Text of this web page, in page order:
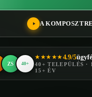
A
ZS 40+
★★★★★4.9/5
40+ TELEPÜLÉS ·
15+ ÉV